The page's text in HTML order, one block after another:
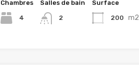
Chambres
4
Salles de bain
2
Surface
200 m2